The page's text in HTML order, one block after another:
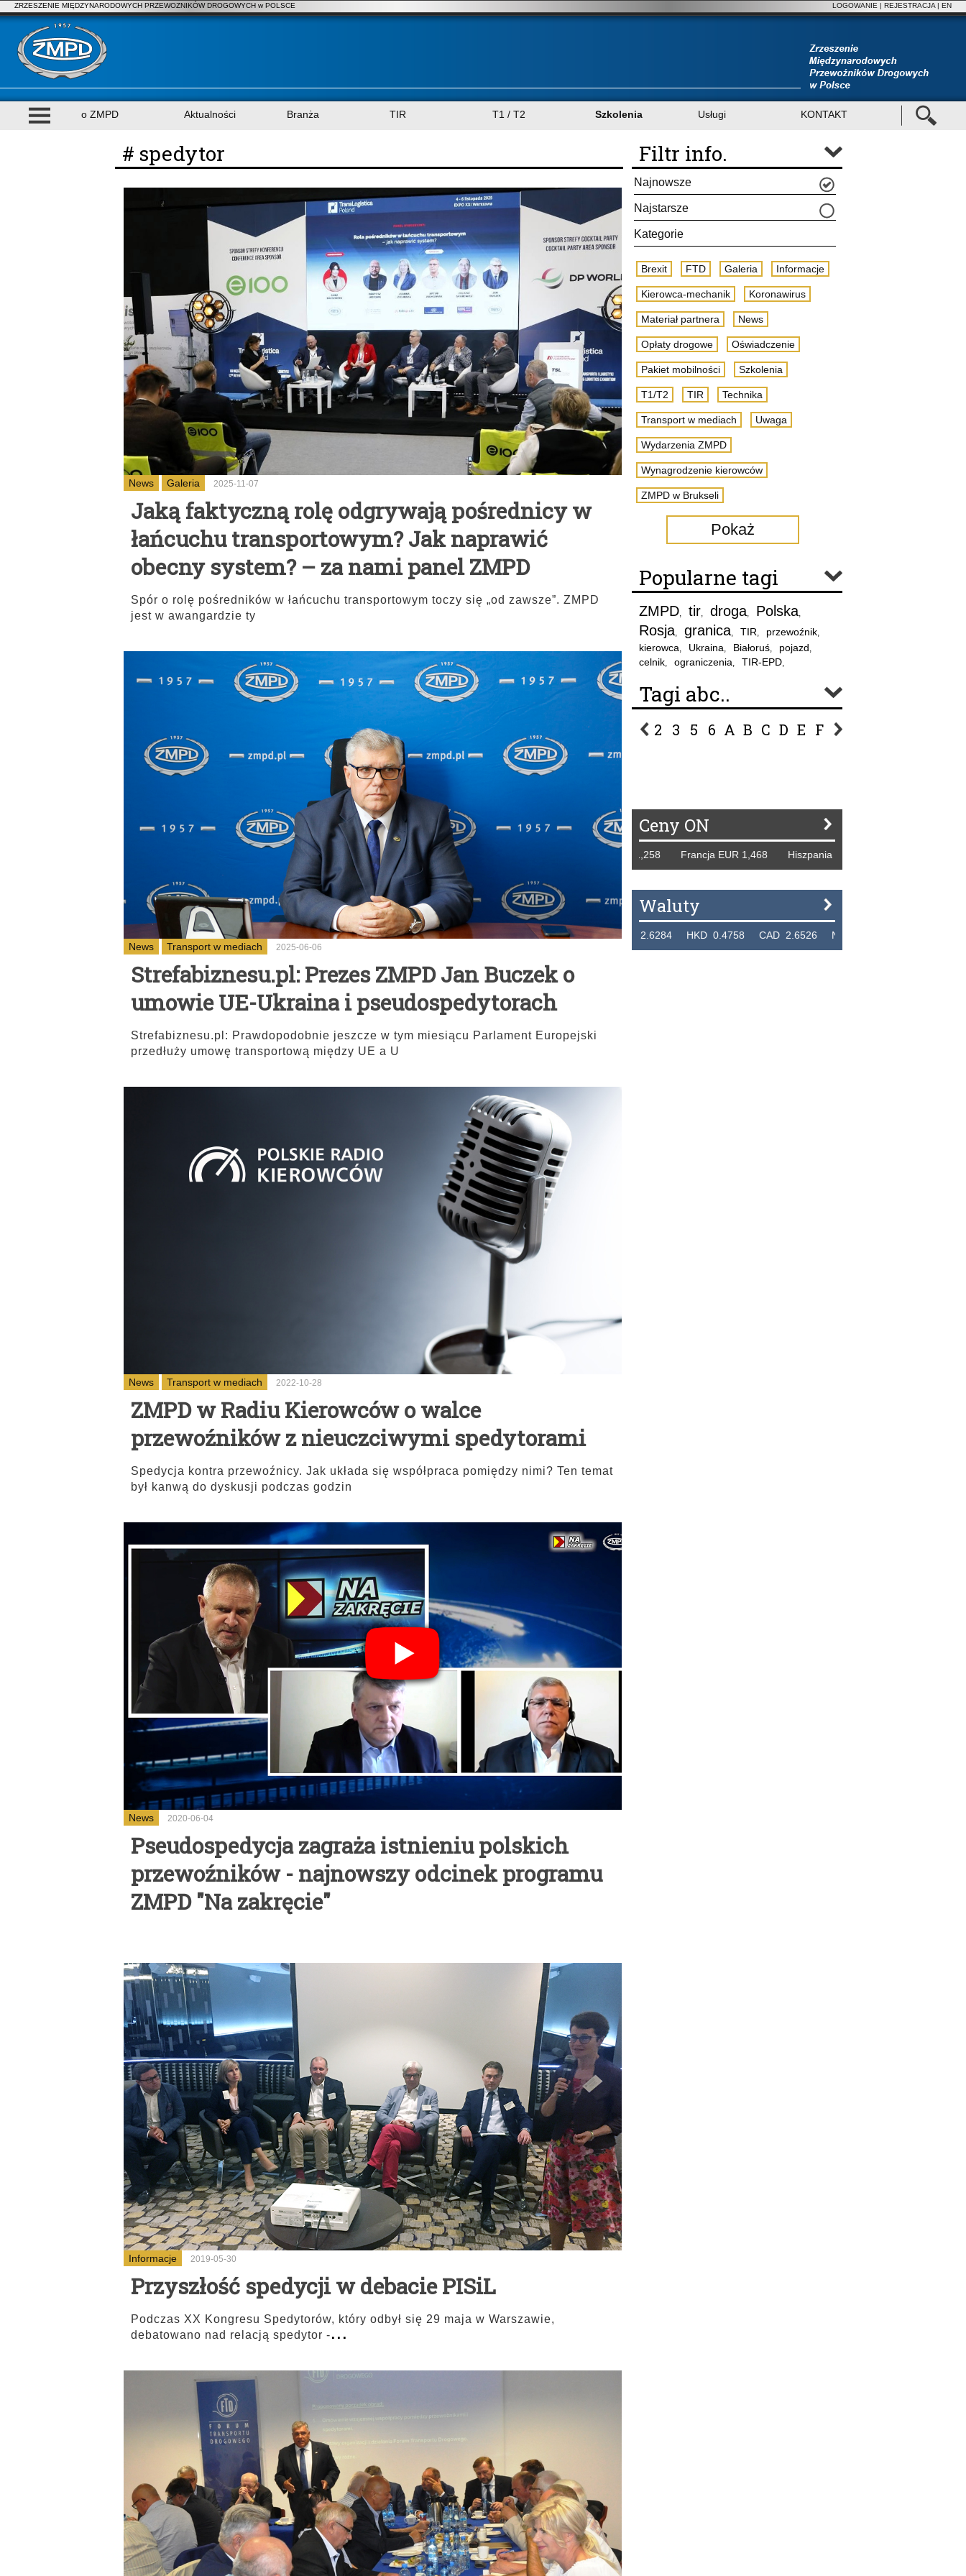
ZRZESZENIE MIĘDZYNARODOWYCH PRZEWOZNIKÓW DROGOWYCH w POLSCE LOGOWANIE | REJESTRACJA | EN
o ZMPD Aktualności Branża TIR T1 / T2 Szkolenia Usługi KONTAKT
# spedytor
News Galeria 2025-11-07
Jaką faktyczną rolę odgrywają pośrednicy w
łańcuchu transportowym? Jak naprawić
obecny system? – za nami panel ZMPD
Spór o rolę pośredników w łańcuchu transportowym toczy się „od zawsze”. ZMPD
jest w awangardzie ty
News Transport w mediach 2025-06-06
Strefabiznesu.pl: Prezes ZMPD Jan Buczek o
umowie UE-Ukraina i pseudospedytorach
Strefabiznesu.pl: Prawdopodobnie jeszcze w tym miesiącu Parlament Europejski
przedłuży umowę transportową między UE a U
News Transport w mediach 2022-10-28
ZMPD w Radiu Kierowców o walce
przewoźników z nieuczciwymi spedytorami
Spedycja kontra przewoźnicy. Jak układa się współpraca pomiędzy nimi? Ten temat
był kanwą do dyskusji podczas godzin
News 2020-06-04
Pseudospedycja zagraża istnieniu polskich
przewoźników - najnowszy odcinek programu
ZMPD "Na zakręcie"
Informacje 2019-05-30
Przyszłość spedycji w debacie PISiL
Podczas XX Kongresu Spedytorów, który odbył się 29 maja w Warszawie,
debatowano nad relacją spedytor -...
Filtr info.
Najnowsze
Najstarsze
Kategorie
Brexit FTD Galeria Informacje
Kierowca-mechanik Koronawirus
Materiał partnera News
Opłaty drogowe Oświadczenie
Pakiet mobilności Szkolenia
T1/T2 TIR Technika
Transport w mediach Uwaga
Wydarzenia ZMPD
Wynagrodzenie kierowców
ZMPD w Brukseli
Pokaż
Popularne tagi
ZMPD, tir, droga, Polska,
Rosja, granica, TIR, przewoźnik,
kierowca, Ukraina, Białoruś, pojazd,
celnik, ograniczenia, TIR-EPD,
Tagi abc..
2 3 5 6 A B C D E F G
Ceny ON
Tydzień 42/2019 r. Niemcy EUR 1,258 Francja EUR 1,468 Hiszpania EUR 1,229 WB GBP 1,318
Waluty
THB 0.1123 USD 3.7320 AUD 2.6284 HKD 0.4758 CAD 2.6526 NZD 2.1871 SGD 2.9103